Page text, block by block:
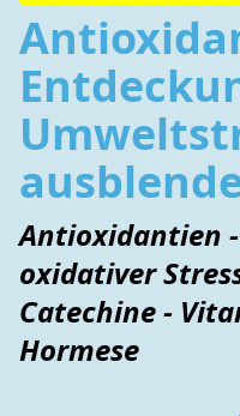
Antioxidantien
oxidativer
Catechine -
Hormese